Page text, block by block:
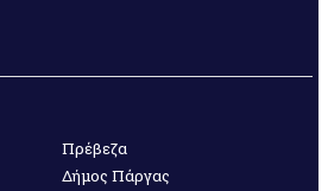
Πρέβεζα
Δήμος Πάργας